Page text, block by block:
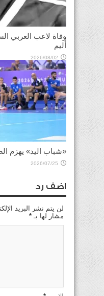
وفاة لاعب العربي
أليم
2026/08/02
«شباب اليد» يهزم
2026/07/25
اضف رد
لن يتم نشر البريد
مشار لها بـ *